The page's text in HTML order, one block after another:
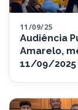
11/09/25
Audiência
Amarelo,
11/09/2025